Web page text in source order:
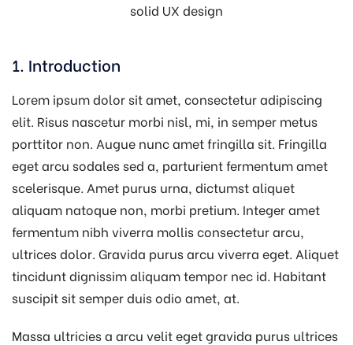
solid UX design
1. Introduction
Lorem ipsum dolor sit amet, consectetur adipiscing
elit. Risus nascetur morbi nisl, mi, in semper metus
porttitor non. Augue nunc amet fringilla sit. Fringilla
eget arcu sodales sed a, parturient fermentum amet
scelerisque. Amet purus urna, dictumst aliquet
aliquam natoque non, morbi pretium. Integer amet
fermentum nibh viverra mollis consectetur arcu,
ultrices dolor. Gravida purus arcu viverra eget. Aliquet
tincidunt dignissim aliquam tempor nec id. Habitant
suscipit sit semper duis odio amet, at.
Massa ultricies a arcu velit eget gravida purus ultrices